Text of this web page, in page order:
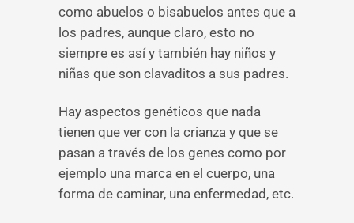
como abuelos o bisabuelos antes que a
los padres, aunque claro, esto no
siempre es así y también hay niños y
niñas que son clavaditos a sus padres.
Hay aspectos genéticos que nada
tienen que ver con la crianza y que se
pasan a través de los genes como por
ejemplo una marca en el cuerpo, una
forma de caminar, una enfermedad, etc.